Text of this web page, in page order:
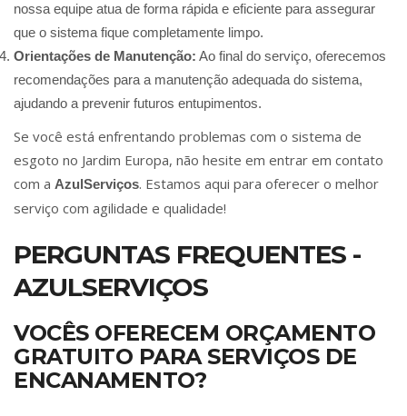
nossa equipe atua de forma rápida e eficiente para assegurar
que o sistema fique completamente limpo.
Orientações de Manutenção: Ao final do serviço, oferecemos
recomendações para a manutenção adequada do sistema,
ajudando a prevenir futuros entupimentos.
Se você está enfrentando problemas com o sistema de
esgoto no Jardim Europa, não hesite em entrar em contato
com a AzulServiços. Estamos aqui para oferecer o melhor
serviço com agilidade e qualidade!
PERGUNTAS FREQUENTES -
AZULSERVIÇOS
VOCÊS OFERECEM ORÇAMENTO
GRATUITO PARA SERVIÇOS DE
ENCANAMENTO?